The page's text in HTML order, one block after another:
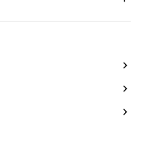
：
不小心沾湿了皮带，请
体。
照射之下。